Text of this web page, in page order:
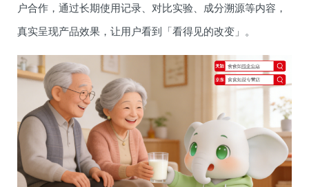
户合作，通过长期使用记录、对比实验、成分溯源等内容，
真实呈现产品效果，让用户看到「看得见的改变」。